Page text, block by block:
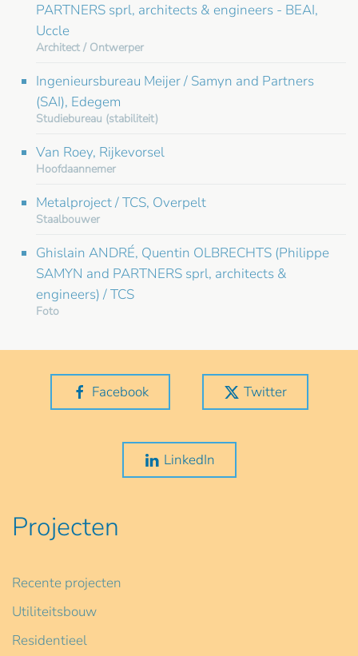
PARTNERS sprl, architects & engineers - BEAI,
Uccle
Architect / Ontwerper
Ingenieursbureau Meijer / Samyn and Partners
(SAI), Edegem
Studiebureau (stabiliteit)
Van Roey, Rijkevorsel
Hoofdaannemer
Metalproject / TCS, Overpelt
Staalbouwer
Ghislain ANDRÉ, Quentin OLBRECHTS (Philippe
SAMYN and PARTNERS sprl, architects &
engineers) / TCS
Foto
Facebook Twitter
LinkedIn
Projecten
Recente projecten
Utiliteitsbouw
Residentieel